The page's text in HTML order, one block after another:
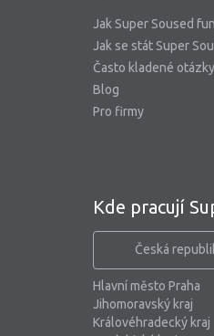
Jak Super Soused
Jak se stát Super
Často kladené otázky
Blog
Pro firmy
Kde pracují
Česká
Hlavní město Praha
Jihomoravský kraj
Královéhradecký kraj